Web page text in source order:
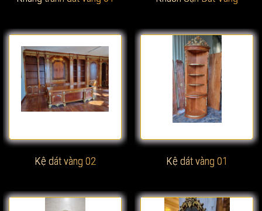
Xem chi tiết
Kệ dát vàng 02
Xem chi tiết
Kệ dát vàng 01